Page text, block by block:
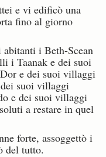
e vi edificò una
fino al giorno
abitanti i Beth-Scean
i Taanak e dei suoi
e dei suoi villaggi
suoi villaggi
e dei suoi villaggi
a restare in quel
forte, assoggettò i
del tutto.